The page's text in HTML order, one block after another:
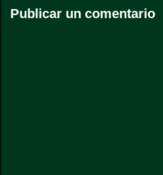
Publicar un comentario